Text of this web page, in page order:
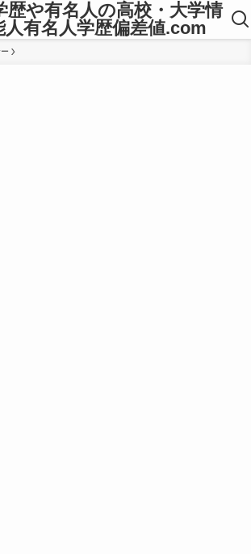
歴や有名人の高校・大学情
人有名人学歴偏差値.com